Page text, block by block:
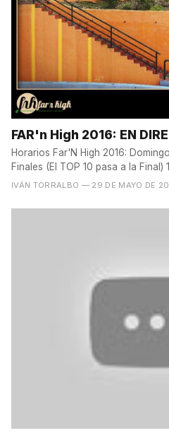
FAR'n High 2016: EN
Horarios Far'N High 2016: Domingo 29 de mayo 13:00 - Semi
Finales (El TOP 10 pasa a la Final)
IVÁN TORRALBO — 29 DE MAYO DE